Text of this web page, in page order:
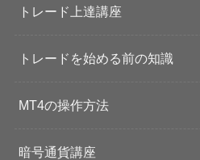
トレード上達講座
トレードを始める前の知識
MT4の操作方法
暗号通貨講座